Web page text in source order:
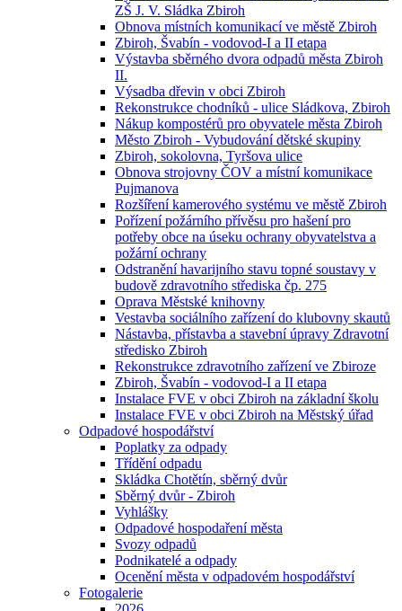
ZŠ J. V. Sládka Zbiroh
Obnova místních komunikací ve městě Zbiroh
Zbiroh, Švabín - vodovod-I a II etapa
Výstavba sběrného dvora odpadů města Zbiroh
II.
Výsadba dřevin v obci Zbiroh
Rekonstrukce chodníků - ulice Sládkova, Zbiroh
Nákup kompostérů pro obyvatele města Zbiroh
Město Zbiroh - Vybudování dětské skupiny
Zbiroh, sokolovna, Tyršova ulice
Obnova strojovny ČOV a místní komunikace
Pujmanova
Rozšíření kamerového systému ve městě Zbiroh
Pořízení požárního přívěsu pro hašení pro
potřeby obce na úseku ochrany obyvatelstva a
požární ochrany
Odstranění havarijního stavu topné soustavy v
budově zdravotního střediska čp. 275
Oprava Městské knihovny
Vestavba sociálního zařízení do klubovny skautů
Nástavba, přístavba a stavební úpravy Zdravotní
středisko Zbiroh
Rekonstrukce zdravotního zařízení ve Zbiroze
Zbiroh, Švabín - vodovod-I a II etapa
Instalace FVE v obci Zbiroh na základní školu
Instalace FVE v obci Zbiroh na Městský úřad
Odpadové hospodářství
Poplatky za odpady
Třídění odpadu
Skládka Chotětín, sběrný dvůr
Sběrný dvůr - Zbiroh
Vyhlášky
Odpadové hospodaření města
Svozy odpadů
Podnikatelé a odpady
Ocenění města v odpadovém hospodářství
Fotogalerie